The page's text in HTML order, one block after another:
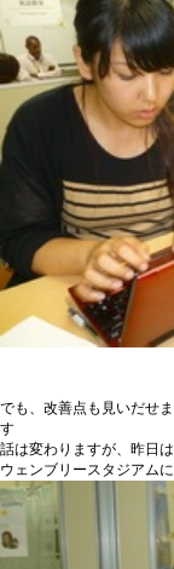
でも、改善点も見いだせ
す
話は変わりますが、昨日
ウェンブリースタジアム